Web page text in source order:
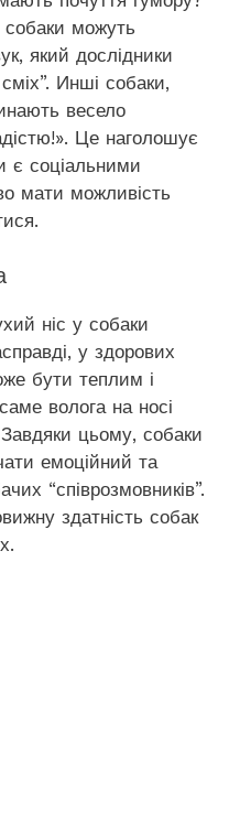
собаки можуть
який дослідники
Инші собаки,
весело
Це наголошує
є соціальними
мати можливість
ніс у собаки
у здорових
бути теплим і
волога на носі
цьому, собаки
емоційний та
“співрозмовників”.
здатність собак